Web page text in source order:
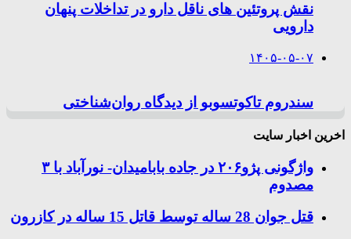
نقش پروتئین های ناقل دارو در تداخلات پنهان
دارویی
۱۴۰۵-۰۵-۰۷
سندروم تاکوتسوبو از دیدگاه روان‌شناختی
اخرین اخبار سایت
واژگونی پژو۲۰۶ در جاده بابامیدان- نورآباد با ۳
مصدوم
قتل جوان 28 ساله توسط قاتل 15 ساله در کازرون